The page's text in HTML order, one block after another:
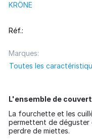
KRÖNE
Réf.:
Marques:
Toutes les
L'ensemble de
La fourchette et les
permettent de déguster
perdre de miettes.